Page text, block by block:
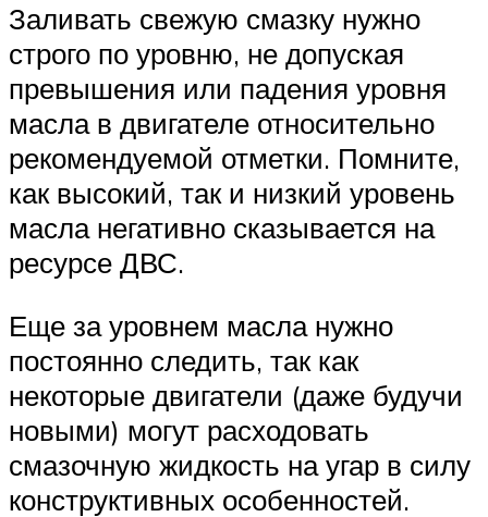
Заливать свежую смазку нужно
строго по уровню, не допуская
превышения или падения уровня
масла в двигателе относительно
рекомендуемой отметки. Помните,
как высокий, так и низкий уровень
масла негативно сказывается на
ресурсе ДВС.
Еще за уровнем масла нужно
постоянно следить, так как
некоторые двигатели (даже будучи
новыми) могут расходовать
смазочную жидкость на угар в силу
конструктивных особенностей.